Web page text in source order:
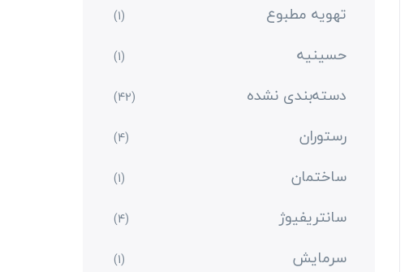
تهویه مطبوع (1)
حسینیه (1)
دسته‌بندی نشده (42)
رستوران (4)
ساختمان (1)
سانتریفیوژ (4)
سرمایش (1)